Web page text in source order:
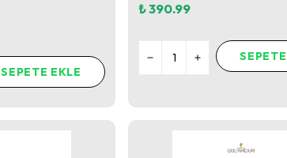
SEPETE EKLE
₺ 390.99